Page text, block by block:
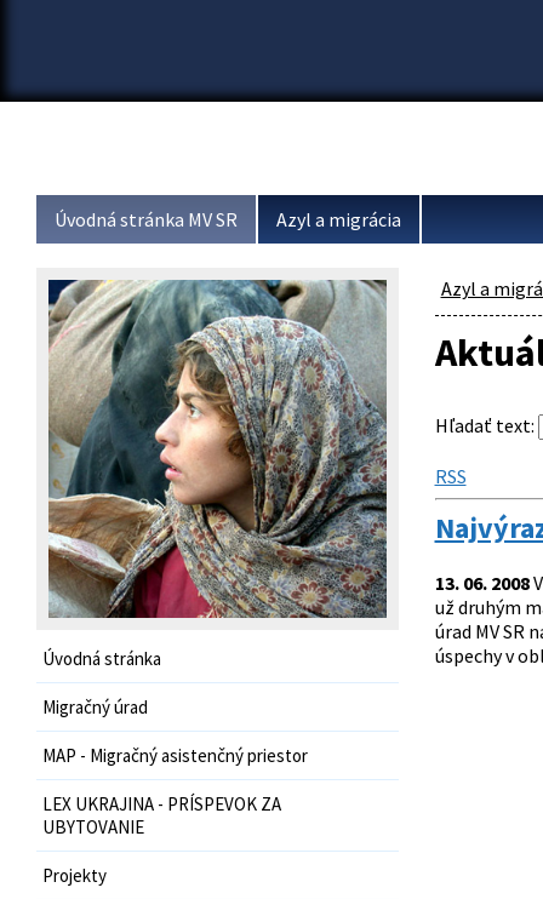
Úvodná stránka MV SR Azyl a migrácia
Úvodná stránka
Migračný úrad
MAP - Migračný asistenčný priestor
LEX UKRAJINA - PRÍSPEVOK ZA
UBYTOVANIE
Projekty
Azyl a
Hľadať text:
RSS
13. 06. 2008
už druhým
úrad MV SR
úspechy v